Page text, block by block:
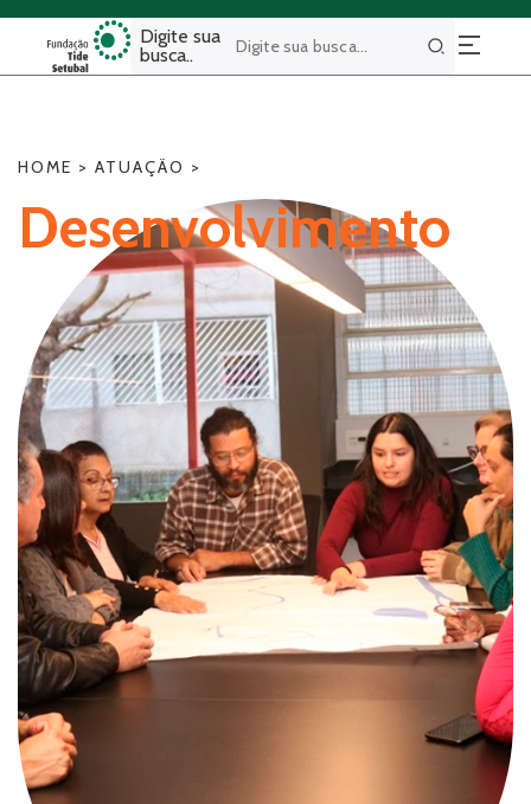
Digite sua
busca..
Buscar
HOME > ATUAÇÃO >
Desenvolvimento